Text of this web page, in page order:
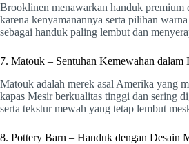
Brooklinen menawarkan handuk premium
karena kenyamanannya serta pilihan
sebagai handuk paling lembut dan
7. Matouk – Sentuhan Kemewahan dalam
Matouk adalah merek asal Amerika yang
kapas Mesir berkualitas tinggi dan sering
serta tekstur mewah yang tetap lembut
8. Pottery Barn – Handuk dengan Desain